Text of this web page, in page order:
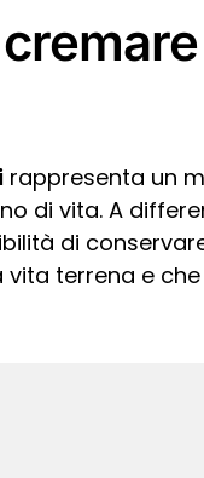
rappresenta un
di vita. A
di
terrena e